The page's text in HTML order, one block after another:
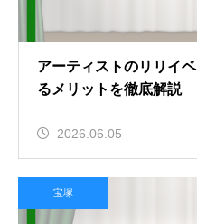
アーティストのリリイ
るメリットを徹底解説
2026.06.05
宝塚